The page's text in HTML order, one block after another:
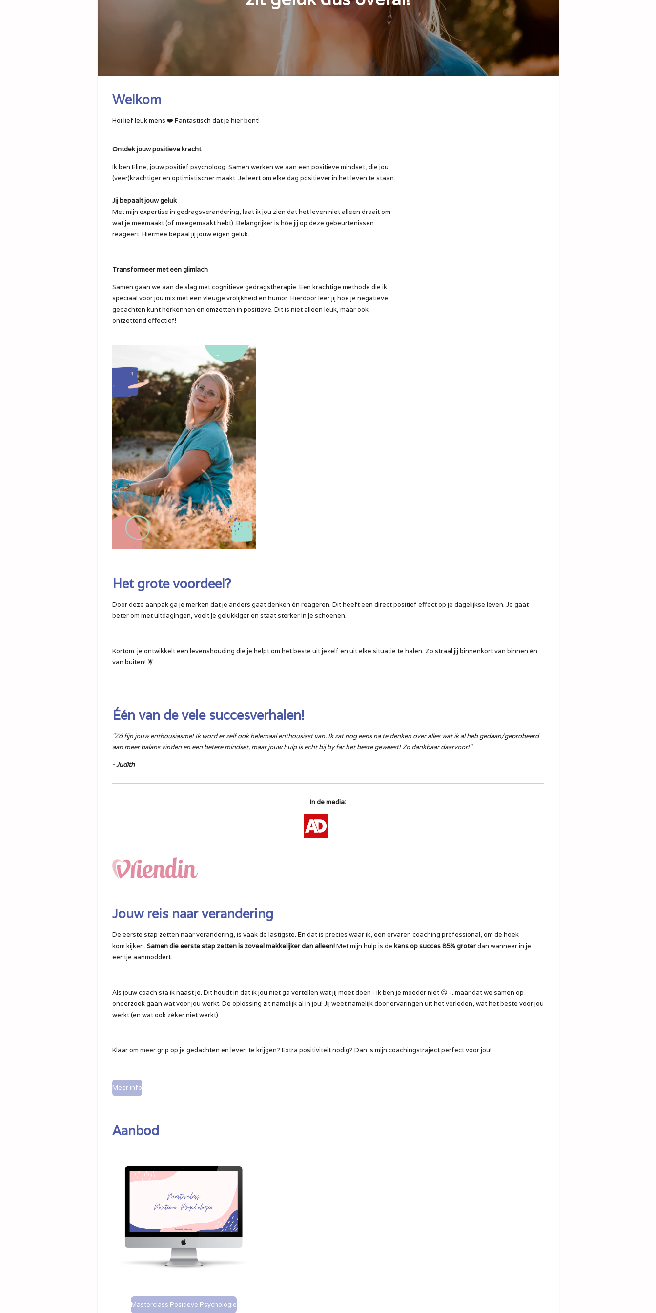
Welkom
Hoi lief leuk mens ❤️ Fantastisch dat je hier bent!
Ontdek jouw positieve kracht
Ik ben Eline, jouw positief psycholoog. Samen werken we aan een positieve mindset, die jou
(veer)krachtiger en optimistischer maakt. Je leert om elke dag positiever in het leven te staan.
Jij bepaalt jouw geluk
Met mijn expertise in gedragsverandering, laat ik jou zien dat het leven niet alleen draait om
wat je meemaakt (of meegemaakt hebt). Belangrijker is hóe jij op deze gebeurtenissen
reageert. Hiermee bepaal jij jouw eigen geluk.
Transformeer met een glimlach
Samen gaan we aan de slag met cognitieve gedragstherapie. Een krachtige methode die ik
speciaal voor jou mix met een vleugje vrolijkheid en humor. Hierdoor leer jij hoe je negatieve
gedachten kunt herkennen en omzetten in positieve. Dit is niet alleen leuk, maar ook
ontzettend effectief!
Het grote voordeel?
Door deze aanpak ga je merken dat je anders gaat denken én reageren. Dit heeft een direct positief effect op je dagelijkse leven. Je gaat
beter om met uitdagingen, voelt je gelukkiger en staat sterker in je schoenen.
Kortom: je ontwikkelt een levenshouding die je helpt om het beste uit jezelf en uit elke situatie te halen. Zo straal jij binnenkort van binnen én
van buiten! 🌟
Één van de vele succesverhalen!
"Zó fijn jouw enthousiasme! Ik word er zelf ook helemaal enthousiast van. Ik zat nog eens na te denken over alles wat ik al heb gedaan/geprobeerd
aan meer balans vinden en een betere mindset, maar jouw hulp is echt bij by far het beste geweest! Zo dankbaar daarvoor!"
- Judith
In de media:
Jouw reis naar verandering
De eerste stap zetten naar verandering, is vaak de lastigste. En dat is precies waar ik, een ervaren coaching professional, om de hoek
kom kijken. Samen die eerste stap zetten is zoveel makkelijker dan alleen! Met mijn hulp is de kans op succes 85% groterdan wanneer in je
eentje aanmoddert.
Als jouw coach sta ik naast je. Dit houdt in dat ik jou niet ga vertellen wat jij moet doen - ik ben je moeder niet 😉 -, maar dat we samen op
onderzoek gaan wat voor jou werkt. De oplossing zit namelijk al in jou! Jij weet namelijk door ervaringen uit het verleden, wat het beste voor jou
werkt (en wat ook zéker niet werkt).
Klaar om meer grip op je gedachten en leven te krijgen? Extra positiviteit nodig? Dan is mijn coachingstraject perfect voor jou!
Meer info
Aanbod
Masterclass Positieve Psychologie